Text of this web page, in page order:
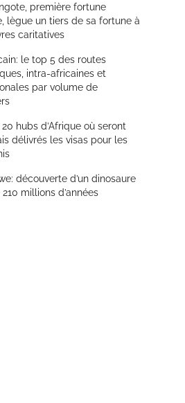
première fortune
lègue un tiers de sa fortune à
caritatives
le top 5 des routes
intra-africaines et
par volume de
hubs d’Afrique où seront
délivrés les visas pour les
découverte d’un dinosaure
millions d’années